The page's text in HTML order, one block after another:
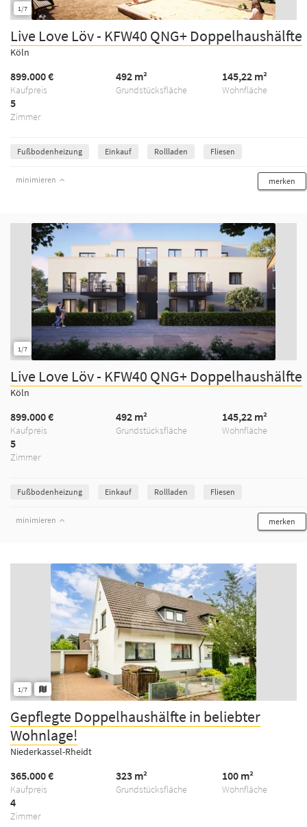
1/7
Live Love Löv - KFW40 QNG+ Doppelhaushälfte
Köln
Kaufpreis
899.000 €
Grundstücksfläche
492 m²
Wohnfläche
145,22 m²
Zimmer
5
Fußbodenheizung Einkauf Rollladen Fliesen
minimieren merken
1/7
Live Love Löv - KFW40 QNG+ Doppelhaushälfte
Köln
Kaufpreis
899.000 €
Grundstücksfläche
492 m²
Wohnfläche
145,22 m²
Zimmer
5
Fußbodenheizung Einkauf Rollladen Fliesen
minimieren merken
1/7
Gepflegte Doppelhaushälfte in beliebter
Wohnlage!
Niederkassel-Rheidt
Kaufpreis
365.000 €
Grundstücksfläche
323 m²
Wohnfläche
100 m²
Zimmer
4